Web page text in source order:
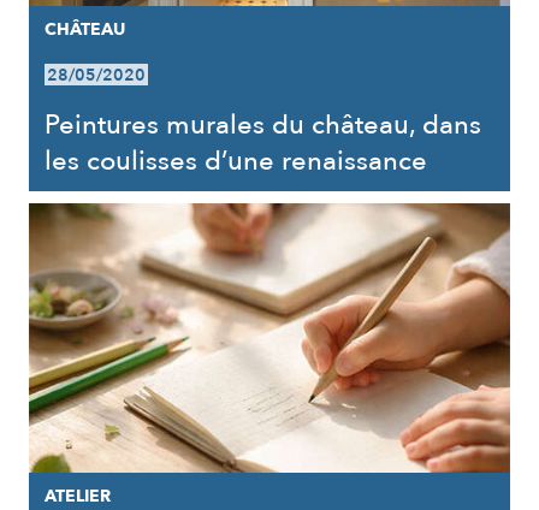
CHÂTEAU
28/05/2020
Peintures murales du château, dans
les coulisses d’une renaissance
ATELIER